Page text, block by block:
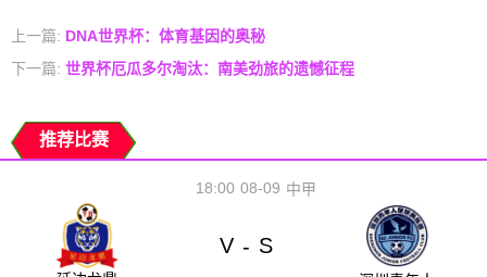
上一篇: DNA世界杯：体育基因的奥秘
下一篇: 世界杯厄瓜多尔淘汰：南美劲旅的遗憾征程
推荐比赛
08-09
18:00 中甲
V - S